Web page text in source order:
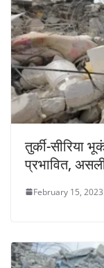
तुर्की-सीरिया
प्रभावित,
February 15, 2023